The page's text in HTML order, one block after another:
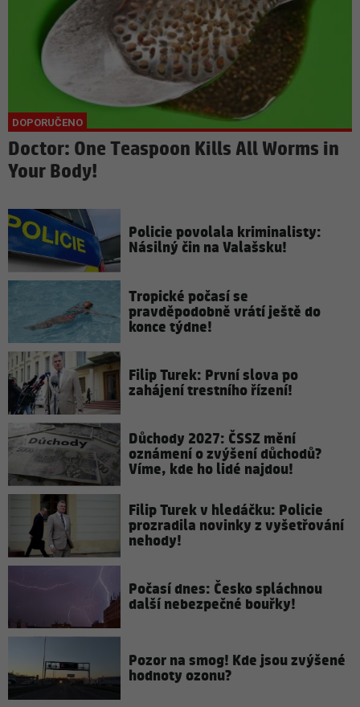
Doctor: One Teaspoon Kills All Worms in
Your Body!
Policie povolala kriminalisty:
Násilný čin na Valašsku!
Tropické počasí se
pravděpodobně vrátí ještě do
konce týdne!
Filip Turek: První slova po
zahájení trestního řízení!
Důchody 2027: ČSSZ mění
oznámení o zvýšení důchodů?
Víme, kde ho lidé najdou!
Filip Turek v hledáčku: Policie
prozradila novinky z vyšetřování
nehody!
Počasí dnes: Česko spláchnou
další nebezpečné bouřky!
Pozor na smog! Kde jsou zvýšené
hodnoty ozonu?